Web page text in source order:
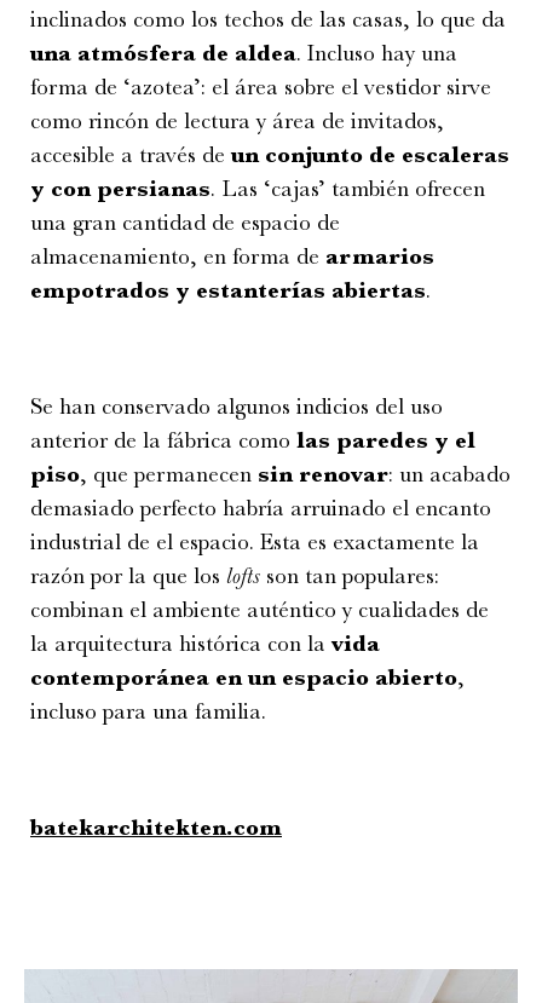
inclinados como los techos de las casas, lo que da
una atmósfera de aldea. Incluso hay una
forma de ‘azotea’: el área sobre el vestidor sirve
como rincón de lectura y área de invitados,
accesible a través deun conjunto de escaleras
y con persianas. Las ‘cajas’ también ofrecen
una gran cantidad de espacio de
almacenamiento, en forma de armarios
empotrados y estanterías abiertas.
Se han conservado algunos indicios del uso
anterior de la fábrica como las paredes y el
piso, que permanecen sin renovar: un acabado
demasiado perfecto habría arruinado el encanto
industrial de el espacio. Esta es exactamente la
razón por la que los lofts son tan populares:
combinan el ambiente auténtico y cualidades de
la arquitectura histórica con lavida
contemporánea en un espacio abierto,
incluso para una familia.
batekarchitekten.com